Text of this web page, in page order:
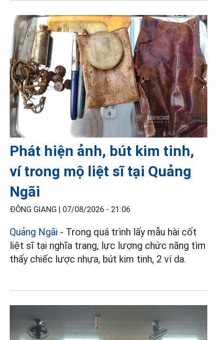
Phát hiện ảnh, bút kim tinh,
ví trong mộ liệt sĩ tại Quảng
Ngãi
ĐÔNG GIANG | 07/08/2026 - 21:06
Quảng Ngãi - Trong quá trình lấy mẫu hài cốt
liệt sĩ tại nghĩa trang, lực lượng chức năng tìm
thấy chiếc lược nhựa, bút kim tinh, 2 ví da.